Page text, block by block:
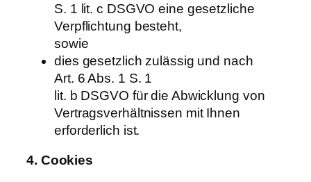
S. 1 lit. c DSGVO eine gesetzliche
Verpflichtung besteht,
sowie
dies gesetzlich zulässig und nach
Art. 6 Abs. 1 S. 1
lit. b DSGVO für die Abwicklung von
Vertragsverhältnissen mit Ihnen
erforderlich ist.
4. Cookies